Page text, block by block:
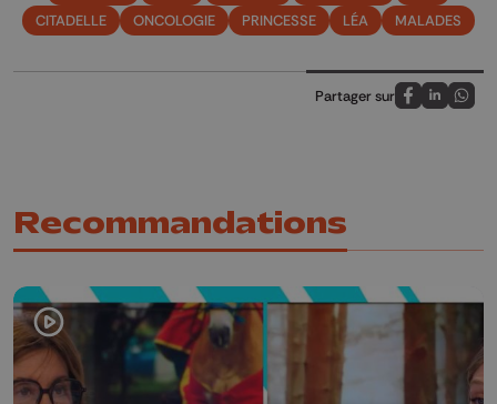
CITADELLE
ONCOLOGIE PRINCESSE LÉA MALADES
Partager sur
Partagez sur
Partagez
Recommandations